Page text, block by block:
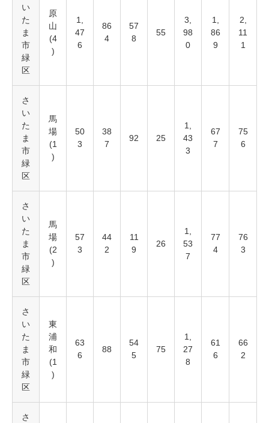
い
た
ま
市
緑
区
原
山
(4
)
1,
47
6
86
4
57
8
55
3,
98
0
1,
86
9
2,
11
1
さ
い
た
ま
市
緑
区
馬
場
(1
)
50
3
38
7
92 25
1,
43
3
67
7
75
6
さ
い
た
ま
市
緑
区
馬
場
(2
)
57
3
44
2
11
9
26
1,
53
7
77
4
76
3
さ
い
た
ま
市
緑
区
東
浦
和
(1
)
63
6
88
54
5
75
1,
27
8
61
6
66
2
さ